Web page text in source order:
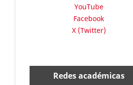
YouTube
Facebook
X (Twitter)
Redes académicas